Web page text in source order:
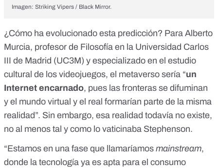
Imagen: Striking Vipers / Black Mirror.
¿Cómo ha evolucionado esta predicción? Para Alberto
Murcia, profesor de Filosofía en la Universidad Carlos
III de Madrid (UC3M) y especializado en el estudio
cultural de los videojuegos, el metaverso sería “un
Internet encarnado, pues las fronteras se difuminan
y el mundo virtual y el real formarían parte de la misma
realidad”. Sin embargo, esa realidad todavía no existe,
no al menos tal y como lo vaticinaba Stephenson.
“Estamos en una fase que llamaríamos mainstream,
donde la tecnología ya es apta para el consumo